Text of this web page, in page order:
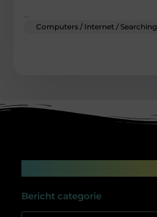
Computers / Internet / Searching
Bericht categorie